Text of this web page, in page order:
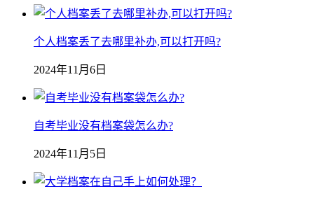
个人档案丢了去哪里补办,可以打开吗?
2024年11月6日
自考毕业没有档案袋怎么办?
2024年11月5日